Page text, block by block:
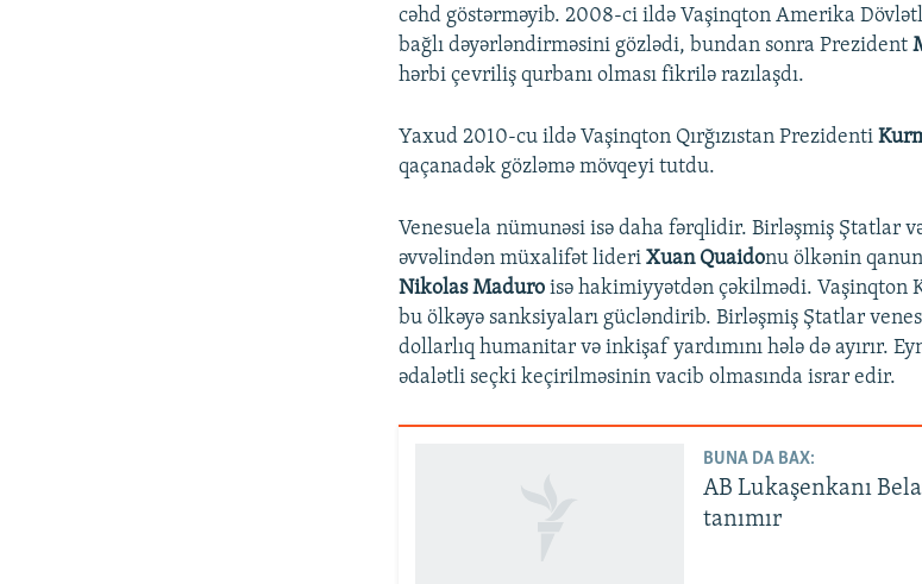
cəhd göstərməyib. 2008-ci ildə Vaşinqton Amerika
bağlı dəyərləndirməsini gözlədi, bundan sonra Prezident
hərbi çevriliş qurbanı olması fikrilə razılaşdı.
Yaxud 2010-cu ildə Vaşinqton Qırğızıstan Prezidenti
qaçanadək gözləmə mövqeyi tutdu.
Venesuela nümunəsi isə daha fərqlidir. Birləşmiş Ştatlar
əvvəlindən müxalifət lideriXuan Quaidonu ölkənin
Nikolas Maduroisə hakimiyyətdən çəkilmədi. Vaşinqton
bu ölkəyə sanksiyaları gücləndirib. Birləşmiş Ştatlar
dollarlıq humanitar və inkişaf yardımını hələ də ayırır.
ədalətli seçki keçirilməsinin vacib olmasında israr edir.
BUNA DA BAX:
AB Lukaşenkanı
tanımır